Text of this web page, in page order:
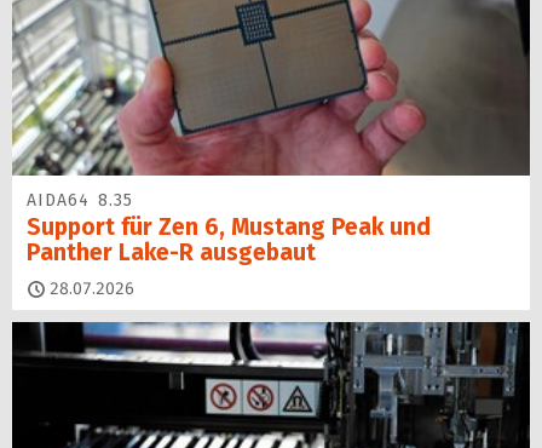
AIDA64 8.35
Support für Zen 6, Mustang Peak und
Panther Lake-R ausgebaut
28.07.2026